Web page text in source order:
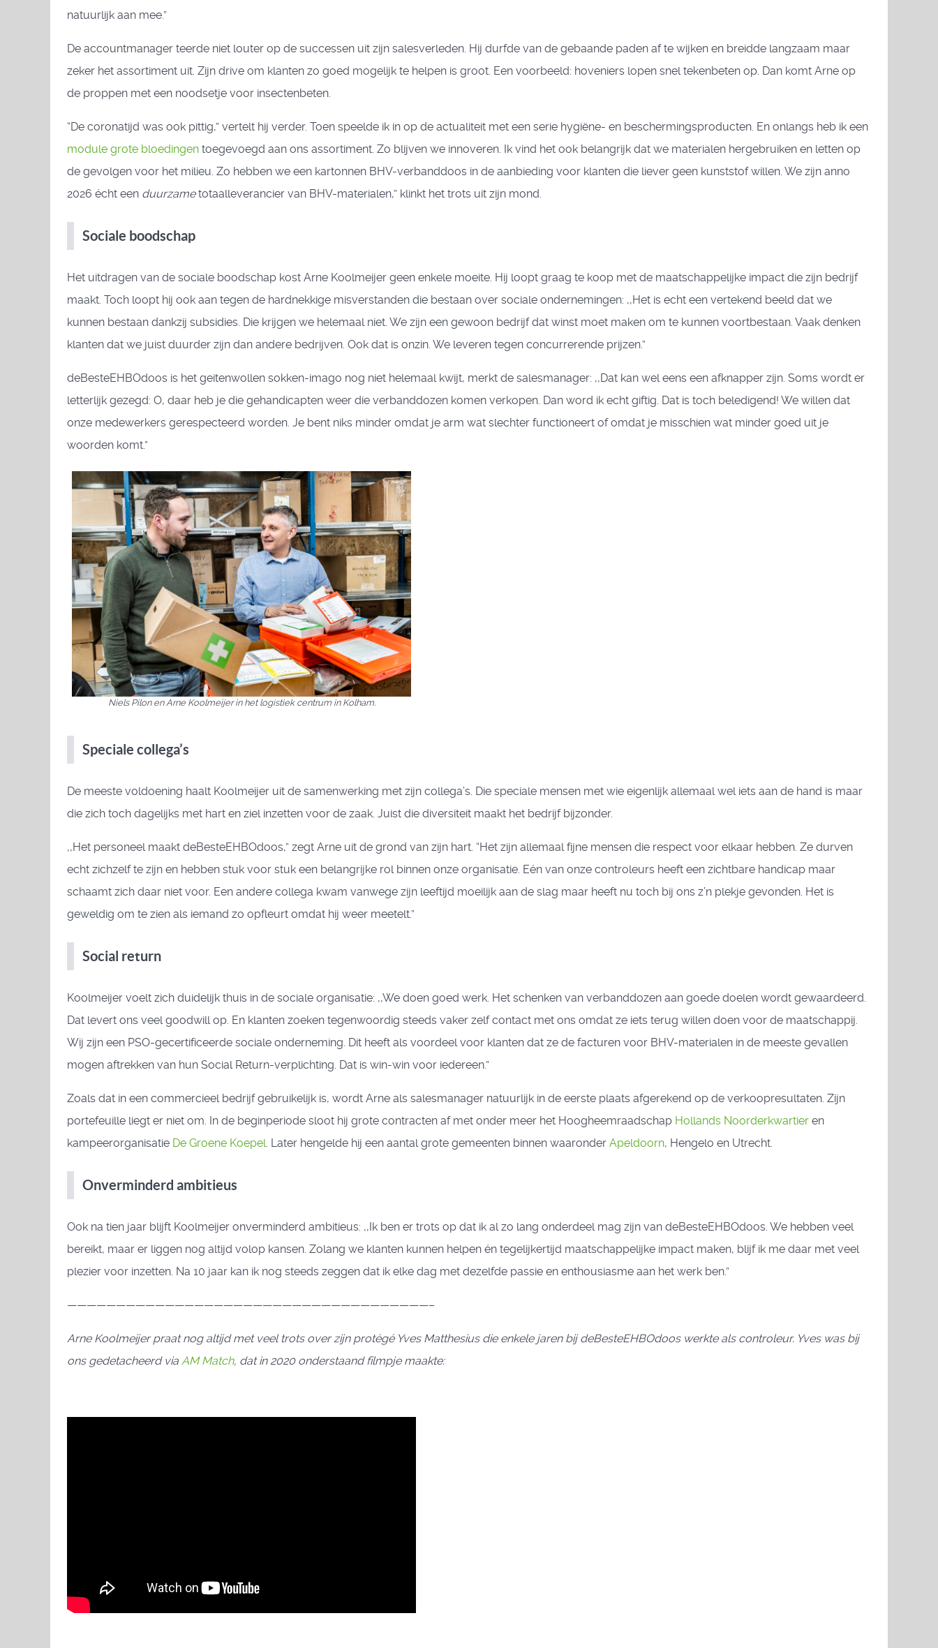
natuurlijk aan mee.”
De accountmanager teerde niet louter op de successen uit zijn salesverleden. Hij durfde van de gebaande paden af te wijken en breidde langzaam maar
zeker het assortiment uit. Zijn drive om klanten zo goed mogelijk te helpen is groot. Een voorbeeld: hoveniers lopen snel tekenbeten op. Dan komt Arne op
de proppen met een noodsetje voor insectenbeten.
“De coronatijd was ook pittig,” vertelt hij verder. Toen speelde ik in op de actualiteit met een serie hygiëne- en beschermingsproducten. En onlangs heb ik een
module grote bloedingen toegevoegd aan ons assortiment. Zo blijven we innoveren. Ik vind het ook belangrijk dat we materialen hergebruiken en letten op
de gevolgen voor het milieu. Zo hebben we een kartonnen BHV-verbanddoos in de aanbieding voor klanten die liever geen kunststof willen. We zijn anno
2026 écht een duurzametotaalleverancier van BHV-materialen,” klinkt het trots uit zijn mond.
Sociale boodschap
Het uitdragen van de sociale boodschap kost Arne Koolmeijer geen enkele moeite. Hij loopt graag te koop met de maatschappelijke impact die zijn bedrijf
maakt. Toch loopt hij ook aan tegen de hardnekkige misverstanden die bestaan over sociale ondernemingen: ,,Het is echt een vertekend beeld dat we
kunnen bestaan dankzij subsidies. Die krijgen we helemaal niet. We zijn een gewoon bedrijf dat winst moet maken om te kunnen voortbestaan. Vaak denken
klanten dat we juist duurder zijn dan andere bedrijven. Ook dat is onzin. We leveren tegen concurrerende prijzen.”
deBesteEHBOdoos is het geitenwollen sokken-imago nog niet helemaal kwijt, merkt de salesmanager: ,,Dat kan wel eens een afknapper zijn. Soms wordt er
letterlijk gezegd: O, daar heb je die gehandicapten weer die verbanddozen komen verkopen. Dan word ik echt giftig. Dat is toch beledigend! We willen dat
onze medewerkers gerespecteerd worden. Je bent niks minder omdat je arm wat slechter functioneert of omdat je misschien wat minder goed uit je
woorden komt.”
Niels Pilon en Arne Koolmeijer in het logistiek centrum in Kolham.
Speciale collega’s
De meeste voldoening haalt Koolmeijer uit de samenwerking met zijn collega’s. Die speciale mensen met wie eigenlijk allemaal wel iets aan de hand is maar
die zich toch dagelijks met hart en ziel inzetten voor de zaak. Juist die diversiteit maakt het bedrijf bijzonder.
,,Het personeel maakt deBesteEHBOdoos,” zegt Arne uit de grond van zijn hart. “Het zijn allemaal fijne mensen die respect voor elkaar hebben. Ze durven
echt zichzelf te zijn en hebben stuk voor stuk een belangrijke rol binnen onze organisatie. Eén van onze controleurs heeft een zichtbare handicap maar
schaamt zich daar niet voor. Een andere collega kwam vanwege zijn leeftijd moeilijk aan de slag maar heeft nu toch bij ons z’n plekje gevonden. Het is
geweldig om te zien als iemand zo opfleurt omdat hij weer meetelt.”
Social return
Koolmeijer voelt zich duidelijk thuis in de sociale organisatie: ,,We doen goed werk. Het schenken van verbanddozen aan goede doelen wordt gewaardeerd.
Dat levert ons veel goodwill op. En klanten zoeken tegenwoordig steeds vaker zelf contact met ons omdat ze iets terug willen doen voor de maatschappij.
Wij zijn een PSO-gecertificeerde sociale onderneming. Dit heeft als voordeel voor klanten dat ze de facturen voor BHV-materialen in de meeste gevallen
mogen aftrekken van hun Social Return-verplichting. Dat is win-win voor iedereen.”
Zoals dat in een commercieel bedrijf gebruikelijk is, wordt Arne als salesmanager natuurlijk in de eerste plaats afgerekend op de verkoopresultaten. Zijn
portefeuille liegt er niet om. In de beginperiode sloot hij grote contracten af met onder meer het Hoogheemraadschap Hollands Noorderkwartier en
kampeerorganisatie De Groene Koepel. Later hengelde hij een aantal grote gemeenten binnen waaronder Apeldoorn, Hengelo en Utrecht.
Onverminderd ambitieus
Ook na tien jaar blijft Koolmeijer onverminderd ambitieus: ,,Ik ben er trots op dat ik al zo lang onderdeel mag zijn van deBesteEHBOdoos. We hebben veel
bereikt, maar er liggen nog altijd volop kansen. Zolang we klanten kunnen helpen én tegelijkertijd maatschappelijke impact maken, blijf ik me daar met veel
plezier voor inzetten. Na 10 jaar kan ik nog steeds zeggen dat ik elke dag met dezelfde passie en enthousiasme aan het werk ben.”
—————————————————————————————————————–
Arne Koolmeijer praat nog altijd met veel trots over zijn protégé Yves Matthesius die enkele jaren bij deBesteEHBOdoos werkte als controleur. Yves was bij
ons gedetacheerd via AM Match, dat in 2020 onderstaand filmpje maakte: